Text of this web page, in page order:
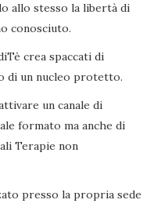
allo stesso la libertà di
conosciuto.
crea spaccati di
di un nucleo protetto.
un canale di
formato ma anche di
Terapie non
presso la propria sede